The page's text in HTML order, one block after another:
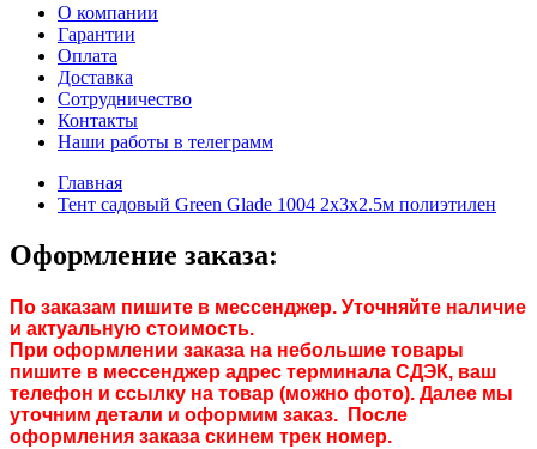
О компании
Гарантии
Оплата
Доставка
Сотрудничество
Контакты
Наши работы в телеграмм
Главная
Тент садовый Green Glade 1004 2х3х2.5м полиэтилен
Оформление заказа:
По заказам пишите в мессенджер. Уточняйте наличие
и актуальную стоимость.
При оформлении заказа на небольшие товары
пишите в мессенджер адрес терминала СДЭК, ваш
телефон и ссылку на товар (можно фото). Далее мы
уточним детали и оформим заказ. После
оформления заказа скинем трек номер.